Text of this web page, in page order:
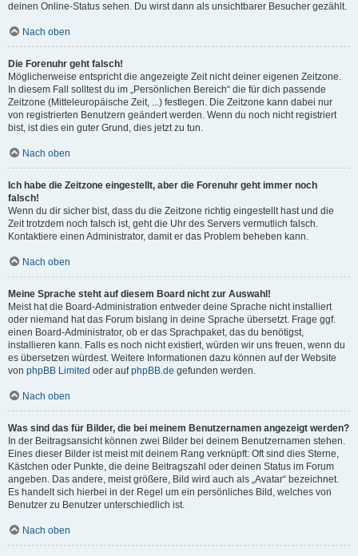
deinen Online-Status sehen. Du wirst dann als unsichtbarer Besucher gezählt.
Nach oben
Die Forenuhr geht falsch!
Möglicherweise entspricht die angezeigte Zeit nicht deiner eigenen Zeitzone.
In diesem Fall solltest du im „Persönlichen Bereich“ die für dich passende
Zeitzone (Mitteleuropäische Zeit, ...) festlegen. Die Zeitzone kann dabei nur
von registrierten Benutzern geändert werden. Wenn du noch nicht registriert
bist, ist dies ein guter Grund, dies jetzt zu tun.
Nach oben
Ich habe die Zeitzone eingestellt, aber die Forenuhr geht immer noch
falsch!
Wenn du dir sicher bist, dass du die Zeitzone richtig eingestellt hast und die
Zeit trotzdem noch falsch ist, geht die Uhr des Servers vermutlich falsch.
Kontaktiere einen Administrator, damit er das Problem beheben kann.
Nach oben
Meine Sprache steht auf diesem Board nicht zur Auswahl!
Meist hat die Board-Administration entweder deine Sprache nicht installiert
oder niemand hat das Forum bislang in deine Sprache übersetzt. Frage ggf.
einen Board-Administrator, ob er das Sprachpaket, das du benötigst,
installieren kann. Falls es noch nicht existiert, würden wir uns freuen, wenn du
es übersetzen würdest. Weitere Informationen dazu können auf der Website
von phpBB Limited oder aufphpBB.de gefunden werden.
Nach oben
Was sind das für Bilder, die bei meinem Benutzernamen angezeigt werden?
In der Beitragsansicht können zwei Bilder bei deinem Benutzernamen stehen.
Eines dieser Bilder ist meist mit deinem Rang verknüpft: Oft sind dies Sterne,
Kästchen oder Punkte, die deine Beitragszahl oder deinen Status im Forum
angeben. Das andere, meist größere, Bild wird auch als „Avatar“ bezeichnet.
Es handelt sich hierbei in der Regel um ein persönliches Bild, welches von
Benutzer zu Benutzer unterschiedlich ist.
Nach oben